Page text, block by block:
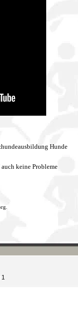
Hunde
keine Probleme
1